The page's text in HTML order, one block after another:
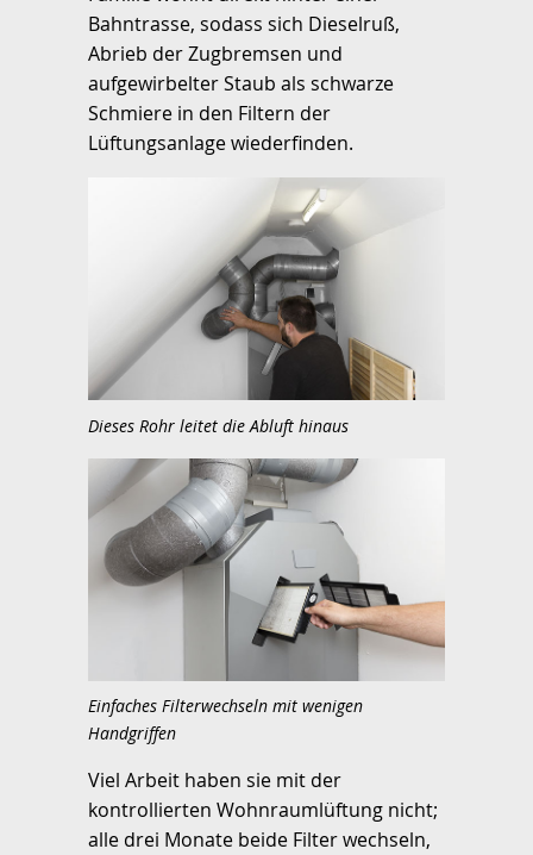
Bahntrasse, sodass sich Dieselruß,
Abrieb der Zugbremsen und
aufgewirbelter Staub als schwarze
Schmiere in den Filtern der
Lüftungsanlage wiederfinden.
Dieses Rohr leitet die Abluft hinaus
Einfaches Filterwechseln mit wenigen
Handgriffen
Viel Arbeit haben sie mit der
kontrollierten Wohnraumlüftung nicht;
alle drei Monate beide Filter wechseln,